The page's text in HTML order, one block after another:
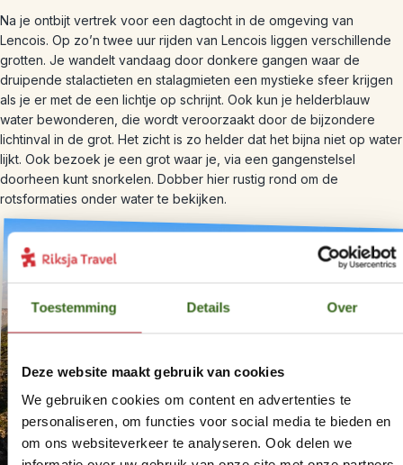
Toestemming Details Over
Deze website maakt gebruik van cookies
We gebruiken cookies om content en advertenties te
personaliseren, om functies voor social media te bieden en
om ons websiteverkeer te analyseren. Ook delen we
Na je ontbijt vertrek voor een dagtocht in de omgeving van
Lencois. Op zo’n twee uur rijden van Lencois liggen verschillende
grotten. Je wandelt vandaag door donkere gangen waar de
druipende stalactieten en stalagmieten een mystieke sfeer krijgen
als je er met de een lichtje op schrijnt. Ook kun je helderblauw
water bewonderen, die wordt veroorzaakt door de bijzondere
lichtinval in de grot. Het zicht is zo helder dat het bijna niet op water
lijkt. Ook bezoek je een grot waar je, via een gangenstelsel
doorheen kunt snorkelen. Dobber hier rustig rond om de
rotsformaties onder water te bekijken.